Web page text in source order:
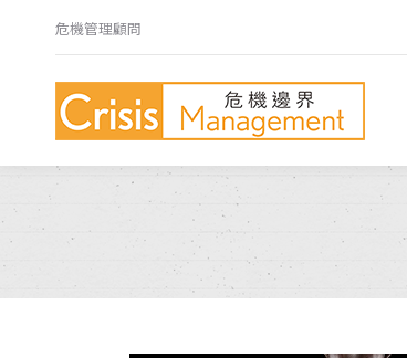
危機管理顧問